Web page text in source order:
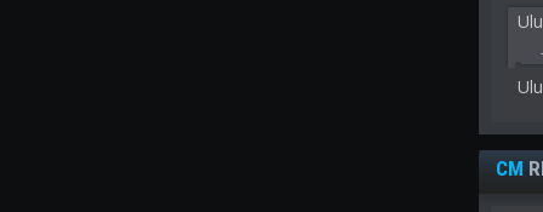
CM